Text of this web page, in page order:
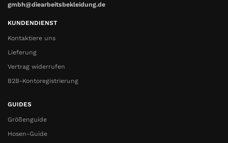
gmbh@diearbeitsbekleidung.de
KUNDENDIENST
Kontaktiere uns
Lieferung
Vertrag widerrufen
B2B-Kontoregistrierung
GUIDES
Größenguide
Hosen-Guide